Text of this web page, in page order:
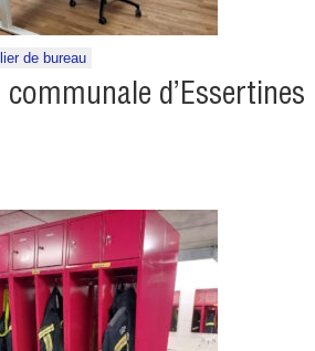
de bureau
d’Essertines